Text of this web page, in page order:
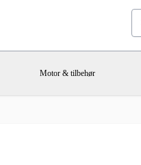
Motor & tilbehør